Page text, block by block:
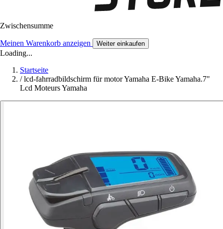
Zwischensumme
Meinen Warenkorb anzeigen Weiter einkaufen
Loading...
Startseite
/ lcd-fahrradbildschirm für motor Yamaha E-Bike Yamaha.7"
Lcd Moteurs Yamaha